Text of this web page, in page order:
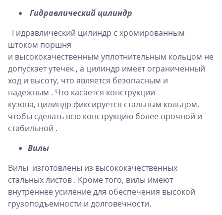
Гидравлический цилиндр
Гидравлический цилиндр с хромированным
штоком поршня
и высококачественным уплотнительным кольцом не
допускает утечек , а цилиндр имеет ограниченный
ход и высоту, что является безопасным и
надежным . Что касается конструкции
кузова, цилиндр фиксируется стальным кольцом,
чтобы сделать всю конструкцию более прочной и
стабильной .
Вилы
Вилы изготовлены из высококачественных
стальных листов . Кроме того, вилы имеют
внутреннее усиление для обеспечения высокой
грузоподъемности и долговечности.